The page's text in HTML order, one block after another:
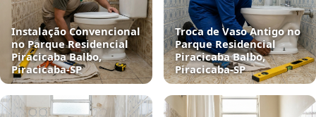
Instalação Convencional
no Parque Residencial
Piracicaba Balbo,
Piracicaba‑SP
Troca de Vaso Antigo no
Parque Residencial
Piracicaba Balbo,
Piracicaba‑SP